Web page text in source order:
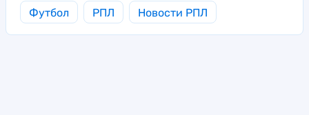
Футбол РПЛ Новости РПЛ